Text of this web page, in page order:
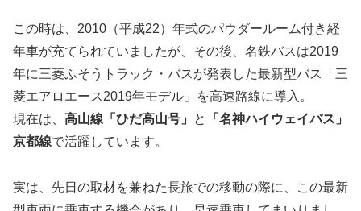
この時は、2010（平成22）年式のパウダールーム付き経
年車が充てられていましたが、その後、名鉄バスは2019
年に三菱ふそうトラック・バスが発表した最新型バス「三
菱エアロエース2019年モデル」を高速路線に導入。
現在は、 高山線「ひだ高山号」 と
「名神ハイウェイバス」
京都線で活躍しています。
実は、先日の取材を兼ねた長旅での移動の際に、この最新